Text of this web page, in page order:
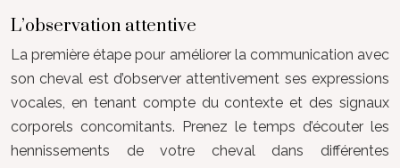
L’observation attentive
La première étape pour améliorer la communication avec
son cheval est d’observer attentivement ses expressions
vocales, en tenant compte du contexte et des signaux
corporels concomitants. Prenez le temps d’écouter les
hennissements de votre cheval dans différentes